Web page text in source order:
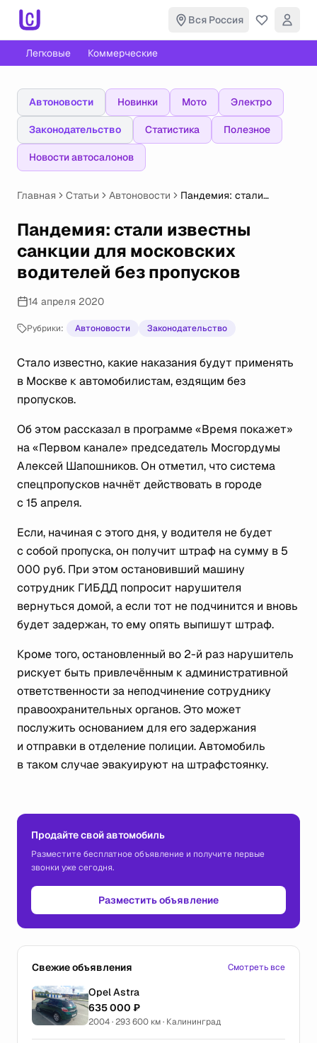
Вся Россия
Легковые Коммерческие
Автоновости Новинки Мото Электро
Законодательство Статистика Полезное
Новости автосалонов
Главная Статьи Автоновости
Пандемия: стали
московских водителей
без пропусков
Пандемия: стали известны
санкции для московских
водителей без пропусков
14 апреля 2020
Рубрики: Автоновости Законодательство
Стало известно, какие наказания будут применять
в Москве к автомобилистам, ездящим без
пропусков.
Об этом рассказал в программе «Время покажет»
на «Первом канале» председатель Мосгордумы
Алексей Шапошников. Он отметил, что система
спецпропусков начнёт действовать в городе
с 15 апреля.
Если, начиная с этого дня, у водителя не будет
с собой пропуска, он получит штраф на сумму в 5
000 руб. При этом остановивший машину
сотрудник ГИБДД попросит нарушителя
вернуться домой, а если тот не подчинится и вновь
будет задержан, то ему опять выпишут штраф.
Кроме того, остановленный во 2-й раз нарушитель
рискует быть привлечённым к административной
ответственности за неподчинение сотруднику
правоохранительных органов. Это может
послужить основанием для его задержания
и отправки в отделение полиции. Автомобиль
в таком случае эвакуируют на штрафстоянку.
Продайте свой автомобиль
Разместите бесплатное объявление и получите первые
звонки уже сегодня.
Разместить объявление
Свежие объявления Смотреть все
Opel Astra
635 000 ₽
2004 · 293 600 км · Калининград